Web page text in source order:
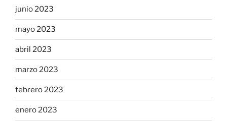
junio 2023
mayo 2023
abril 2023
marzo 2023
febrero 2023
enero 2023